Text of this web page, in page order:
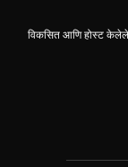
विकसित आणि होस्ट केलेले